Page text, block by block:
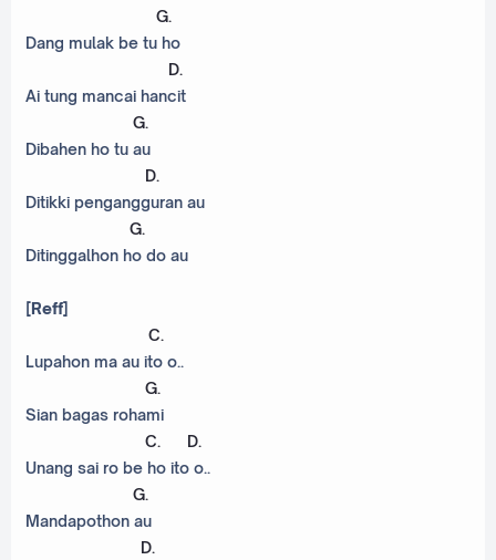
G.
Dang mulak be tu ho
D.
Ai tung mancai hancit
G.
Dibahen ho tu au
D.
Ditikki pengangguran au
G.
Ditinggalhon ho do au
[Reff]
C.
Lupahon ma au ito o..
G.
Sian bagas rohami
C. D.
Unang sai ro be ho ito o..
G.
Mandapothon au
D.